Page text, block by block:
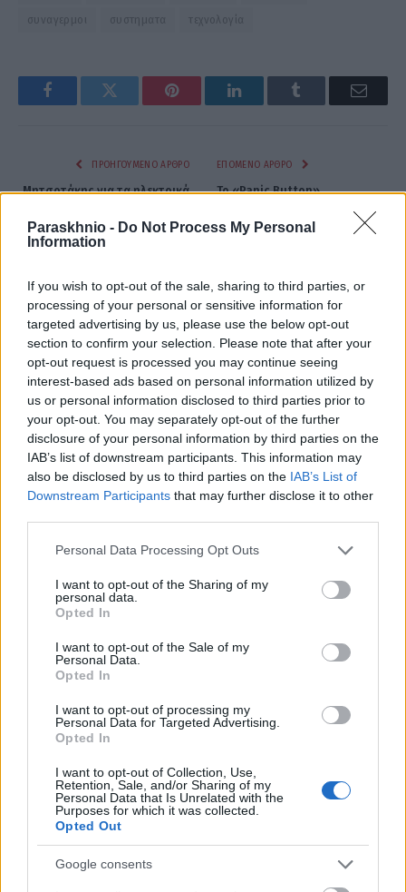
Paraskhnio - Do Not Process My Personal
Information
If you wish to opt-out of the sale, sharing to third parties, or
processing of your personal or sensitive information for
targeted advertising by us, please use the below opt-out
section to confirm your selection. Please note that after your
opt-out request is processed you may continue seeing
interest-based ads based on personal information utilized by
us or personal information disclosed to third parties prior to
your opt-out. You may separately opt-out of the further
disclosure of your personal information by third parties on the
IAB’s list of downstream participants. This information may
also be disclosed by us to third parties on the IAB’s List of
Downstream Participants that may further disclose it to other
Please note that this website/app uses one or more Google
not limited to your visit or usage behaviour. You may click to
grant or deny consent to Google and its third-party tags to
use your data for below specified purposes in below Google
consent section.
Personal Data Processing Opt Outs
I want to opt-out of the Sharing of my
personal data.
Opted In
I want to opt-out of the Sale of my
Personal Data.
Opted In
I want to opt-out of processing my
Personal Data for Targeted Advertising.
Opted In
I want to opt-out of Collection, Use,
Retention, Sale, and/or Sharing of my
Personal Data that Is Unrelated with the
Purposes for which it was collected.
Opted Out
Google consents
συναγερμοι συστηματα τεχνολογία
FacebookTwitter Pinterest LinkedInTumblr Email
ΠΡΟΗΓΟΎΜΕΝΟ ΆΡΘΡΟ
Μητσοτάκης για τα ηλεκτρικά
«Η προμήθεια τους αποτελεί
ένα καθρέφτη των περιπετειών
τελευταία 15 χρόνια»
ΕΠΌΜΕΝΟ ΆΡΘΡΟ
Το «Panic Button»
επεκτείνεται σε ολόκληρη τη
χώρα – Χορηγείται πλέον σε
mv
ΣΧΕΤΙΚΑΑΡΘΡΑ
ΟΙΚΟΝΟΜΊΑ
Διευρύνεται η εθνική πρωτοβουλία για τις τιμές στο
ράφι των σούπερ μάρκετ: 686 επώνυμοι κωδικοί,
ακόμη 230 σε σχολικά και προϊόντα ιδιωτικής ετικέτας